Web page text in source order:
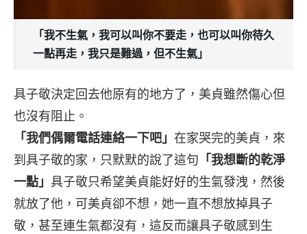
「我不生氣，我可以叫你不要走，也可以叫你待久
一點再走，我只是難過，但不生氣」
具子敬決定回去他原有的地方了，美貞雖然傷心但
也沒有阻止。
「我們偶爾電話連絡一下吧」 在家哭完的美貞，來
到具子敬的家，只默默的說了這句 「我想斷的乾淨
一點」 具子敬只希望美貞能好好的生氣發洩，然後
就放了他，可美貞卻不想，她一直不想放掉具子
敬，甚至連生氣都沒有，這反而讓具子敬感到生